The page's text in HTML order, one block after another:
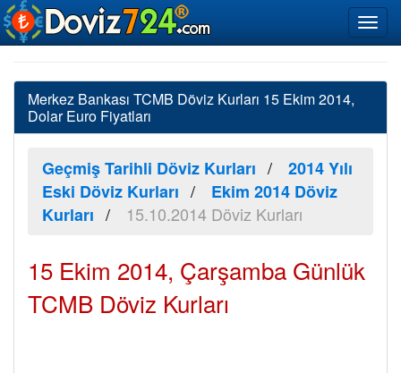
Merkez Bankası TCMB Döviz Kurları 15 Ekim 2014,
Dolar Euro Fiyatları
Geçmiş Tarihli Döviz Kurları
2014 Yılı
Eski Döviz Kurları
Ekim 2014 Döviz
Kurları
15.10.2014 Döviz Kurları
15 Ekim 2014, Çarşamba Günlük
TCMB Döviz Kurları